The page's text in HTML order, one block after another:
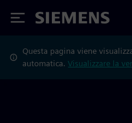
Siemens
Questa pagina viene
automatica.Visualizzare la